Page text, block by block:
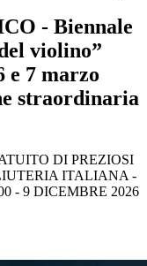
- Biennale
violino”
e 7 marzo
straordinaria
DI PREZIOSI
ITALIANA -
- 9 DICEMBRE 2026